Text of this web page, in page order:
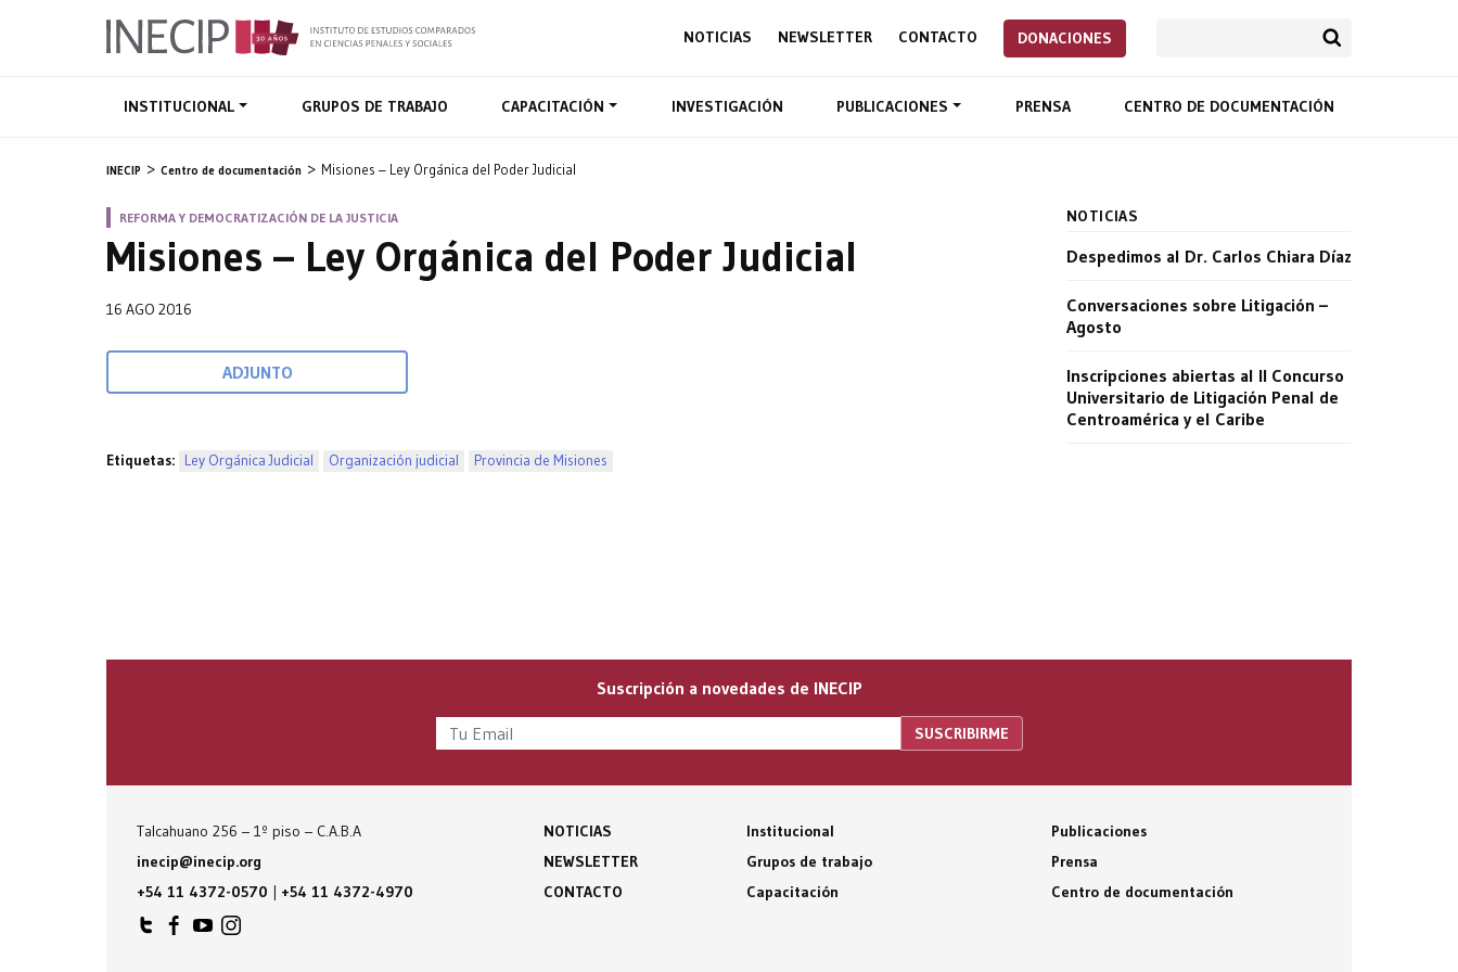
NOTICIAS NEWSLETTER CONTACTO DONACIONES
INSTITUCIONAL GRUPOS DE TRABAJO CAPACITACIÓN INVESTIGACIÓN PUBLICACIONES PRENSA CENTRO DE DOCUMENTACIÓN
INECIP Centro de documentación Misiones – Ley Orgánica del Poder Judicial
REFORMA Y DEMOCRATIZACIÓN DE LA JUSTICIA
Misiones – Ley Orgánica del Poder Judicial
16 AGO 2016
ADJUNTO
Etiquetas: Ley Orgánica Judicial Organización judicial Provincia de Misiones
NOTICIAS
Despedimos al Dr. Carlos Chiara Díaz
Conversaciones sobre Litigación –
Agosto
Inscripciones abiertas al II Concurso
Universitario de Litigación Penal de
Centroamérica y el Caribe
Suscripción a novedades de INECIP
Talcahuano 256 – 1º piso – C.A.B.A
inecip@inecip.org
+54 11 4372-0570
+54 11 4372-4970
NOTICIAS
NEWSLETTER
CONTACTO
Institucional
Grupos de trabajo
Capacitación
Publicaciones
Prensa
Centro de documentación